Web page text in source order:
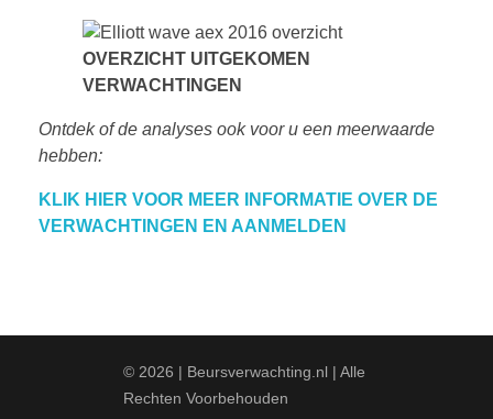
OVERZICHT UITGEKOMEN
VERWACHTINGEN
Ontdek of de analyses ook voor u een meerwaarde
hebben:
KLIK HIER VOOR MEER INFORMATIE OVER DE
VERWACHTINGEN EN AANMELDEN
© 2026 | Beursverwachting.nl | Alle
Rechten Voorbehouden